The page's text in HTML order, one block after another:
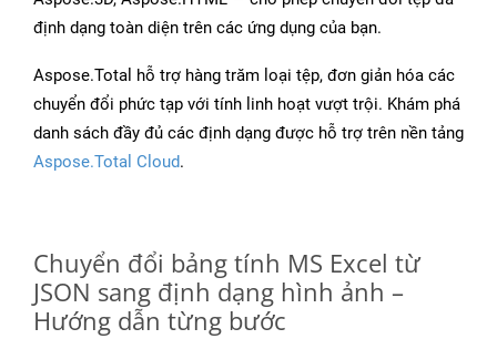
định dạng toàn diện trên các ứng dụng của bạn.
Aspose.Total hỗ trợ hàng trăm loại tệp, đơn giản hóa các
chuyển đổi phức tạp với tính linh hoạt vượt trội. Khám phá
danh sách đầy đủ các định dạng được hỗ trợ trên nền tảng
Aspose.Total Cloud.
Chuyển đổi bảng tính MS Excel từ
JSON sang định dạng hình ảnh –
Hướng dẫn từng bước